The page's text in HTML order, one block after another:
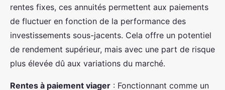
rentes fixes, ces annuités permettent aux paiements
de fluctuer en fonction de la performance des
investissements sous-jacents. Cela offre un potentiel
de rendement supérieur, mais avec une part de risque
plus élevée dû aux variations du marché.
Rentes à paiement viager : Fonctionnant comme un